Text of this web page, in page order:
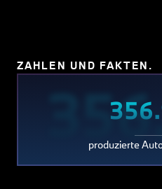
ZAHLEN UND FAKTEN.
produzierte